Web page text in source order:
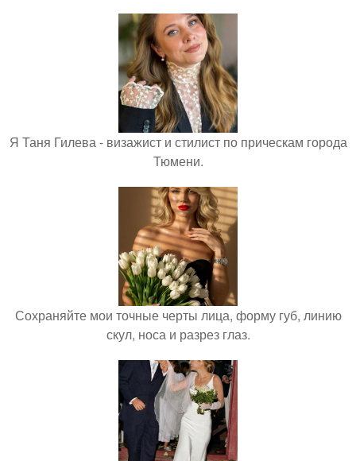
Я Таня Гилева - визажист и стилист по прическам города
Тюмени.
Сохраняйте мои точные черты лица, форму губ, линию
скул, носа и разрез глаз.